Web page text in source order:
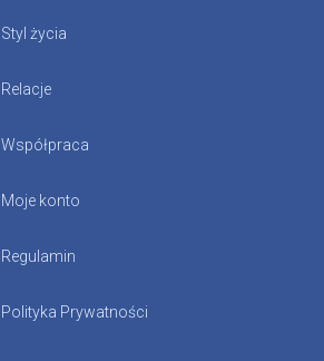
Styl życia
Relacje
Współpraca
Moje konto
Regulamin
Polityka Prywatności